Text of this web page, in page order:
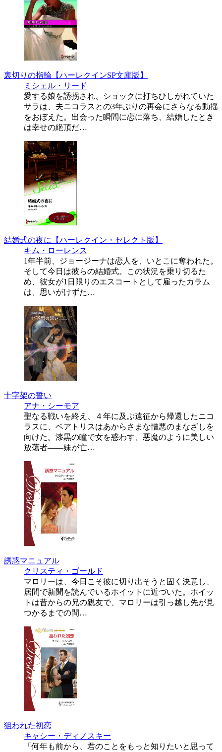
裏切りの指輪【ハーレクインSP文庫版】
ミシェル・リード
愛する娘を誘拐され、ショックに打ちひしがれていた
サラは、夫ニコラスとの3年ぶりの再会にさらなる動揺
をおぼえた。出会った瞬間に恋に落ち、結婚したとき
は幸せの絶頂だ…
結婚式の夜に【ハーレクイン・セレクト版】
キム・ローレンス
1年半前、ジョージーナは恋人を、いとこに奪われた。
そして今日は彼らの結婚式。この状況を乗り切るた
め、彼女が1日限りのエスコートとして雇ったカラム
は、思いがけずた…
十字架の誓い
アナ・シーモア
聖なる戦いを終え、４年に及ぶ遠征から帰還したニコ
ラスに、ベアトリスはあからさまな憎悪のまなざしを
向けた。漆黒の瞳で女を惑わす、悪魔のように美しい
放蕩者――妹が亡…
誘惑マニュアル
クリスティ・ゴールド
マロリーは、今日こそ彼に切り出そうと固く決意し、
居間で新聞を読んでいるホイットに近づいた。ホイッ
トは昔からの兄の親友で、マロリーは引っ越し先が見
つかるまでの間…
狙われた初恋
キャシー・ディノスキー
「何年も前から、君のことをもっと知りたいと思って